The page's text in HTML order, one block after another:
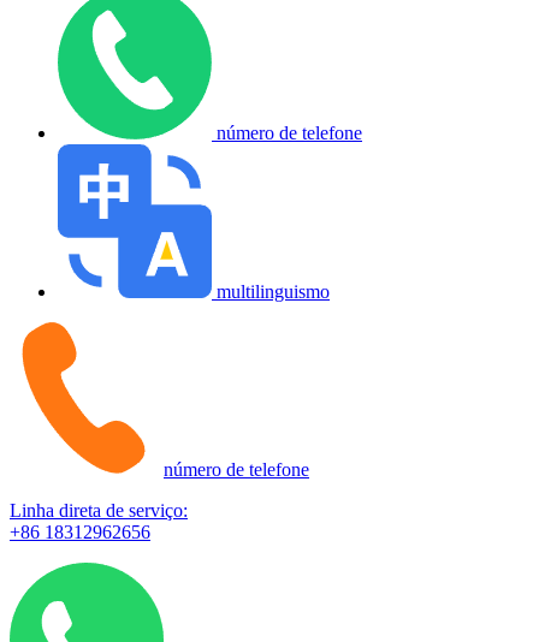
número de telefone
multilinguismo
número de telefone
Linha direta de serviço:
+86 18312962656